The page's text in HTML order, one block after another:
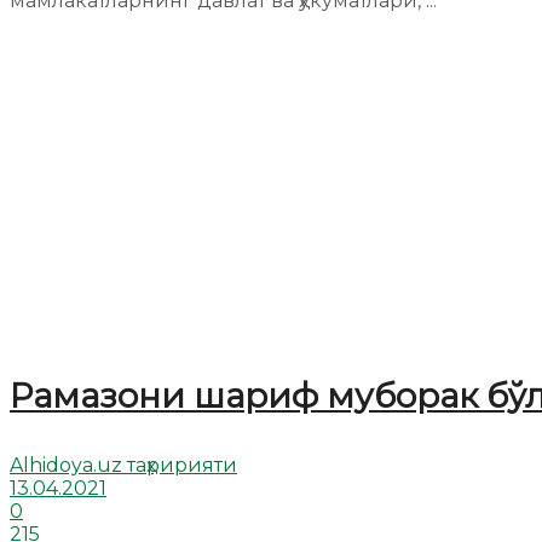
Рамазони шариф муборак
Alhidoya.uz таҳририяти
13.04.2021
0
215